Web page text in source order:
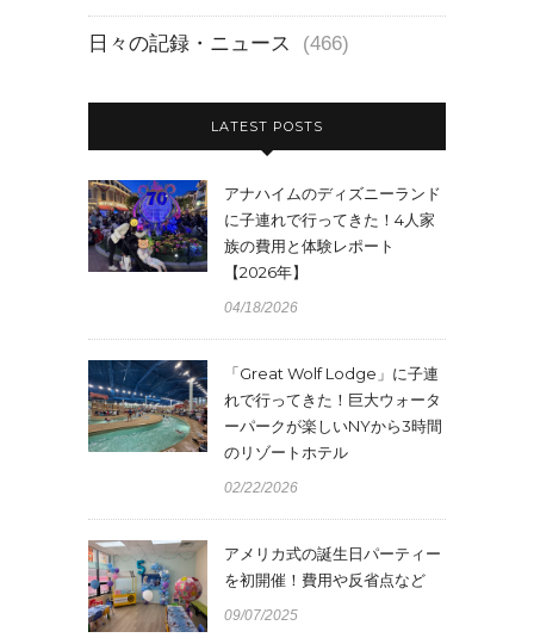
日々の記録・ニュース (466)
LATEST POSTS
アナハイムのディズニーランド
に子連れで行ってきた！4人家
族の費用と体験レポート
【2026年】
04/18/2026
「Great Wolf Lodge」に子連
れで行ってきた！巨大ウォータ
ーパークが楽しいNYから3時間
のリゾートホテル
02/22/2026
アメリカ式の誕生日パーティー
を初開催！費用や反省点など
09/07/2025